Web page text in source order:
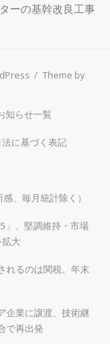
ーの基幹改良工事
/ Theme by
知らせ一覧
に基づく表記
、毎月統計除く）
」、堅調維持・市場
大
れるのは関税、年末
企業に譲渡、技術継
で再出発